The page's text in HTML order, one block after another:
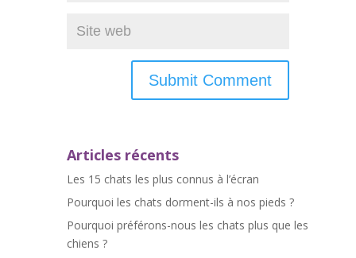
Articles récents
Les 15 chats les plus connus à l’écran
Pourquoi les chats dorment-ils à nos pieds ?
Pourquoi préférons-nous les chats plus que les
chiens ?